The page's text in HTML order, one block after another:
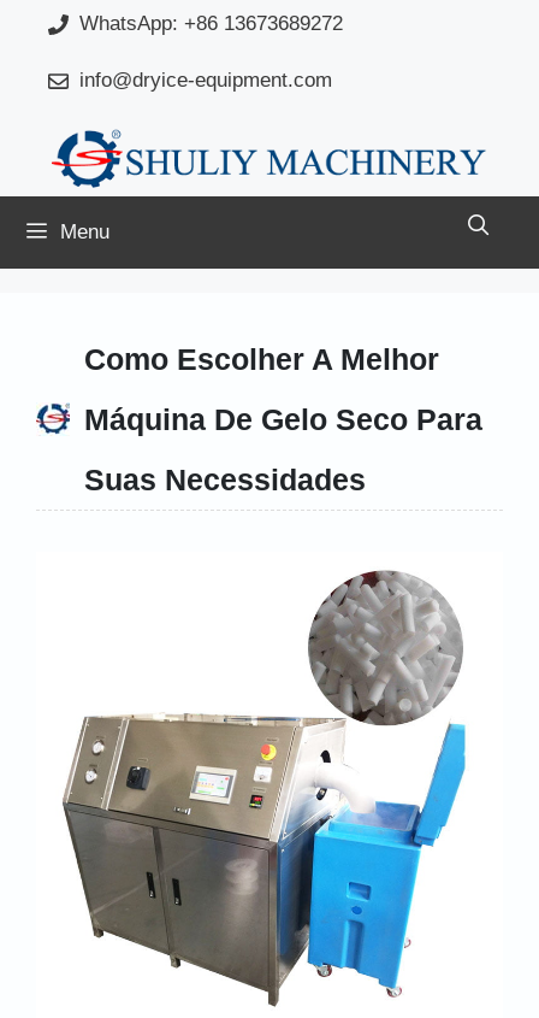
WhatsApp: +86 13673689272
info@dryice-equipment.com
Menu
Como Escolher A Melhor
Máquina De Gelo Seco Para
Suas Necessidades